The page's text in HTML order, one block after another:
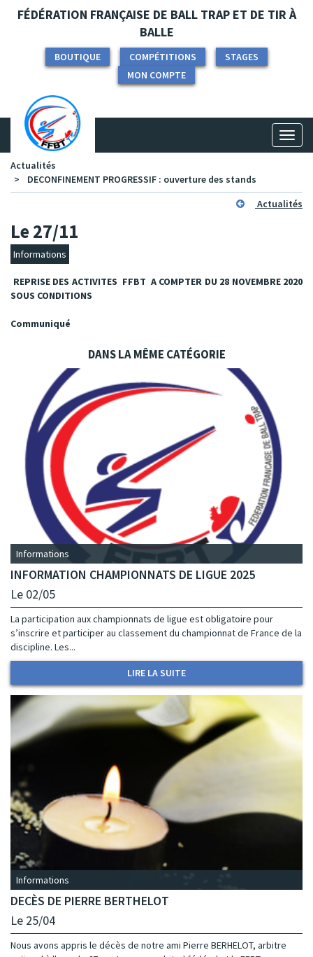
Panneau de gestion des cookies
FÉDÉRATION FRANÇAISE DE BALL TRAP ET DE TIR À
BALLE
BOUTIQUE COMPÉTITIONS
STAGES
MON COMPTE
Actualités
DECONFINEMENT PROGRESSIF : ouverture des stands
Actualités
Le 27/11
Informations
REPRISE DES ACTIVITES FFBT A COMPTER DU 28 NOVEMBRE 2020
SOUS CONDITIONS
Communiqué
DANS LA MÊME CATÉGORIE
Informations
INFORMATION CHAMPIONNATS DE LIGUE 2025
Le 02/05
La participation aux championnats de ligue est obligatoire pour
s’inscrire et participer au classement du championnat de France de la
discipline. Les...
LIRE LA SUITE
Informations
DECÈS DE PIERRE BERTHELOT
Le 25/04
Nous avons appris le décès de notre ami Pierre BERHELOT, arbitre